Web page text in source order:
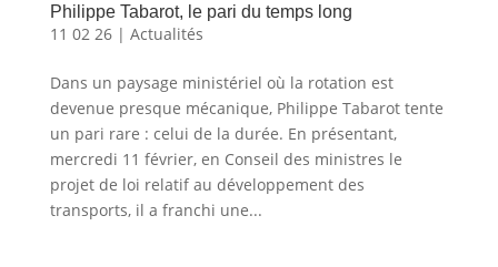
Philippe Tabarot, le pari du temps long
11 02 26| Actualités
Dans un paysage ministériel où la rotation est
devenue presque mécanique, Philippe Tabarot tente
un pari rare : celui de la durée. En présentant,
mercredi 11 février, en Conseil des ministres le
projet de loi relatif au développement des
transports, il a franchi une...